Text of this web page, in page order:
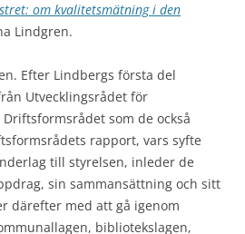
om kvalitetsmätning i den
Lindgren.
Efter Lindbergs första del
Utvecklingsrådet för
som de också
rapport, vars syfte
till styrelsen, inleder de
sin sammansättning och sitt
därefter med att gå igenom
bibliotekslagen,